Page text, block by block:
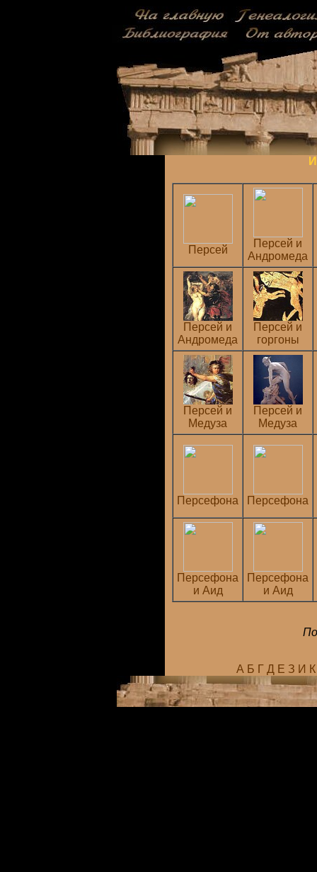
Персей
Персей и
Андромеда
Персей и
Андромеда
Персей и
горгоны
Персей и
Медуза
Персей и
Медуза
Персефона Персефона
Персефона
и Аид
Персефона
и Аид
А Б Г Д Е З И К